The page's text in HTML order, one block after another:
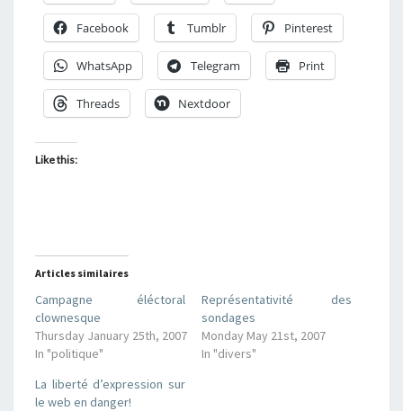
Facebook Tumblr Pinterest
WhatsApp Telegram Print
Threads Nextdoor
Like this:
Articles similaires
Campagne éléctoral
clownesque
Thursday January 25th, 2007
In "politique"
Représentativité des
sondages
Monday May 21st, 2007
In "divers"
La liberté d’expression sur
le web en danger!